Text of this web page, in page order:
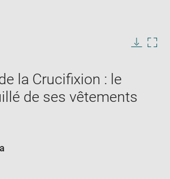
window
la Crucifixion : le
de ses vêtements